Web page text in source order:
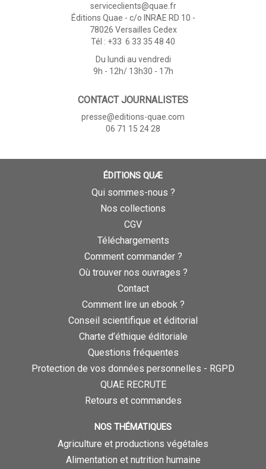
serviceclients@quae.fr
Éditions Quae - c/o INRAE RD 10 -
78026 Versailles Cedex
Tél : +33 6 33 35 48 40
Du lundi au vendredi
9h - 12h/ 13h30 - 17h
CONTACT JOURNALISTES
presse@editions-quae.com
06 71 15 24 28
ÉDITIONS QUÆ
Qui sommes-nous ?
Nos collections
CGV
Téléchargements
Comment commander ?
Où trouver nos ouvrages ?
Contact
Comment lire un ebook ?
Conseil scientifique et éditorial
Charte d’éthique éditoriale
Questions fréquentes
Protection de vos données personnelles - RGPD
QUAE RECRUTE
Retours et commandes
NOS THÉMATIQUES
Agriculture et productions végétales
Alimentation et nutrition humaine